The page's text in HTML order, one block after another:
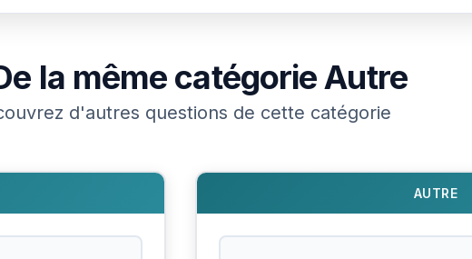
la même catégorieAutre
d'autres questions de cette catégorie
AUTRE